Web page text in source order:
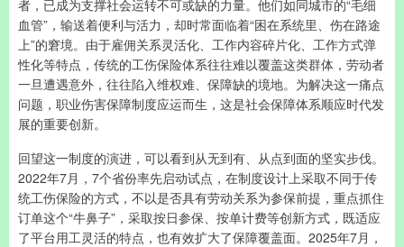
者，已成为支撑社会运转不可或缺的力量。他们如同城市的“毛细
血管”，输送着便利与活力，却时常面临着“困在系统里、伤在路途
上”的窘境。由于雇佣关系灵活化、工作内容碎片化、工作方式弹
性化等特点，传统的工伤保险体系往往难以覆盖这类群体，劳动者
一旦遭遇意外，往往陷入维权难、保障缺的境地。为解决这一痛点
问题，职业伤害保障制度应运而生，这是社会保障体系顺应时代发
展的重要创新。
回望这一制度的演进，可以看到从无到有、从点到面的坚实步伐。
2022年7月，7个省份率先启动试点，在制度设计上采取不同于传
统工伤保险的方式，不以是否具有劳动关系为参保前提，重点抓住
订单这个“牛鼻子”，采取按日参保、按单计费等创新方式，既适应
了平台用工灵活的特点，也有效扩大了保障覆盖面。2025年7月，